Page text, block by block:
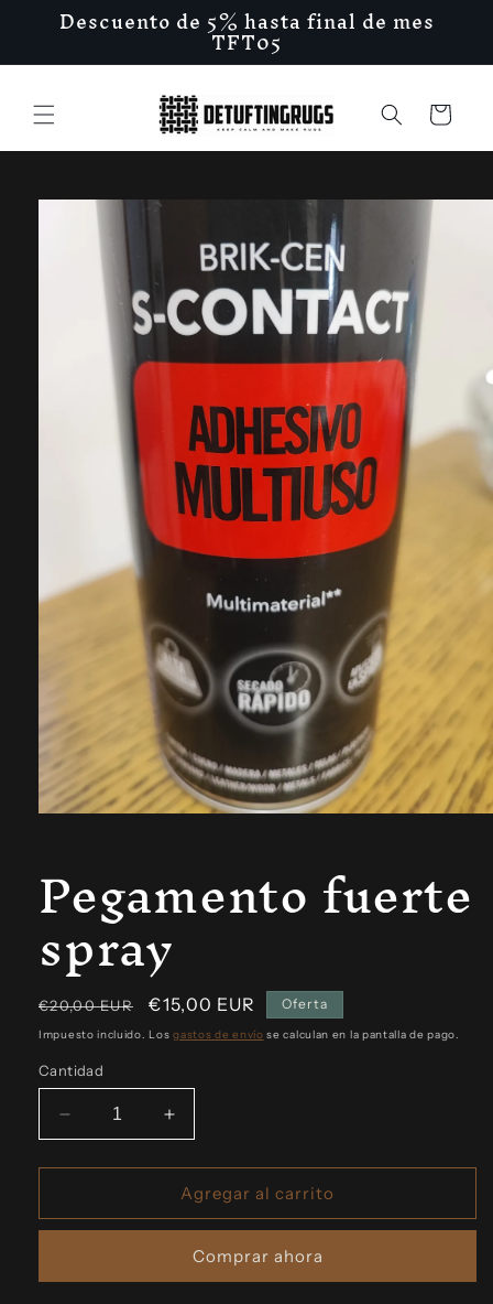
directamente
Descuento de 5% hasta final de mes
TFT05
Carrito
directamente
Pegamento fuerte
spray
Precio
habitual
€20,00 EUR
Precio
de
€15,00 EUR Oferta
Impuesto incluido. Losgastos de envío se calculan en la pantalla de pago.
Cantidad
Reducir
cantidad
para
fuerte
Aumentar
cantidad
para
Pegamento
fuerte
Agregar al carrito
Comprar ahora